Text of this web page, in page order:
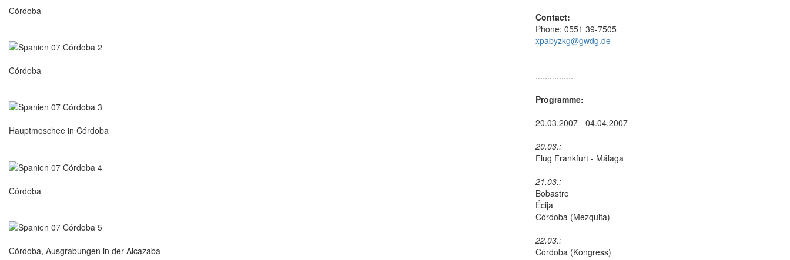
Córdoba
Córdoba
Hauptmoschee in Córdoba
Córdoba
Córdoba, Ausgrabungen in der Alcazaba
Contact:
Phone: 0551 39-7505
xpabyzkg@gwdg.de
................
Programme:
20.03.2007 - 04.04.2007
20.03.:
Flug Frankfurt - Málaga
21.03.:
Bobastro
Écija
Córdoba (Mezquita)
22.03.:
Córdoba (Kongress)